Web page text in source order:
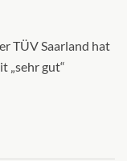
TÜV Saarland hat
„sehr gut“